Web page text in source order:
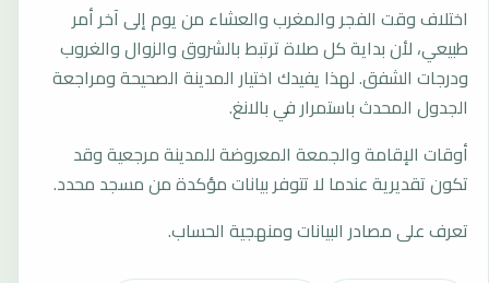
اختلاف وقت الفجر والمغرب والعشاء من يوم إلى آخر أمر
طبيعي، لأن بداية كل صلاة ترتبط بالشروق والزوال والغروب
ودرجات الشفق. لهذا يفيدك اختيار المدينة الصحيحة ومراجعة
الجدول المحدث باستمرار في بالانغ.
أوقات الإقامة والجمعة المعروضة للمدينة مرجعية وقد
تكون تقديرية عندما لا تتوفر بيانات مؤكدة من مسجد محدد.
تعرف على مصادر البيانات ومنهجية الحساب.